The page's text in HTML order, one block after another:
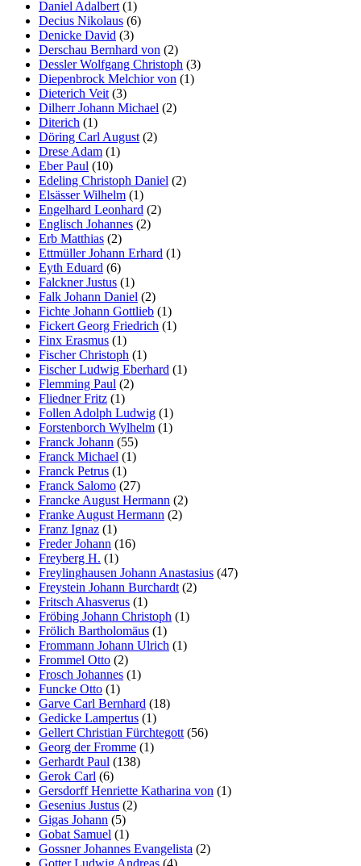
Daniel Adalbert (1)
Decius Nikolaus (6)
Denicke David (3)
Derschau Bernhard von (2)
Dessler Wolfgang Christoph (3)
Diepenbrock Melchior von (1)
Dieterich Veit (3)
Dilherr Johann Michael (2)
Diterich (1)
Döring Carl August (2)
Drese Adam (1)
Eber Paul (10)
Edeling Christoph Daniel (2)
Elsässer Wilhelm (1)
Engelhard Leonhard (2)
Englisch Johannes (2)
Erb Matthias (2)
Ettmüller Johann Erhard (1)
Eyth Eduard (6)
Falckner Justus (1)
Falk Johann Daniel (2)
Fichte Johann Gottlieb (1)
Fickert Georg Friedrich (1)
Finx Erasmus (1)
Fischer Christoph (1)
Fischer Ludwig Eberhard (1)
Flemming Paul (2)
Fliedner Fritz (1)
Follen Adolph Ludwig (1)
Forstenborch Wylhelm (1)
Franck Johann (55)
Franck Michael (1)
Franck Petrus (1)
Franck Salomo (27)
Francke August Hermann (2)
Franke August Hermann (2)
Franz Ignaz (1)
Freder Johann (16)
Freyberg H. (1)
Freylinghausen Johann Anastasius (47)
Freystein Johann Burchardt (2)
Fritsch Ahasverus (1)
Fröbing Johann Christoph (1)
Frölich Bartholomäus (1)
Frommann Johann Ulrich (1)
Frommel Otto (2)
Frosch Johannes (1)
Funcke Otto (1)
Garve Carl Bernhard (18)
Gedicke Lampertus (1)
Gellert Christian Fürchtegott (56)
Georg der Fromme (1)
Gerhardt Paul (138)
Gerok Carl (6)
Gersdorff Henriette Katharina von (1)
Gesenius Justus (2)
Gigas Johann (5)
Gobat Samuel (1)
Gossner Johannes Evangelista (2)
Gotter Ludwig Andreas (4)